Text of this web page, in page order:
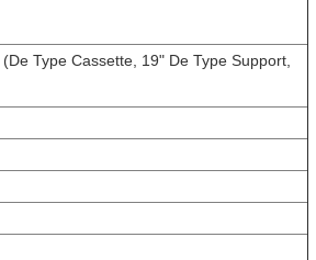
Type Cassette, 19" De Type Support,